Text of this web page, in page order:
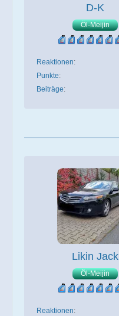
D-K
Öl-Meijin
Reaktionen
Punkte
Beiträge
Likin Jack
Öl-Meijin
Reaktionen